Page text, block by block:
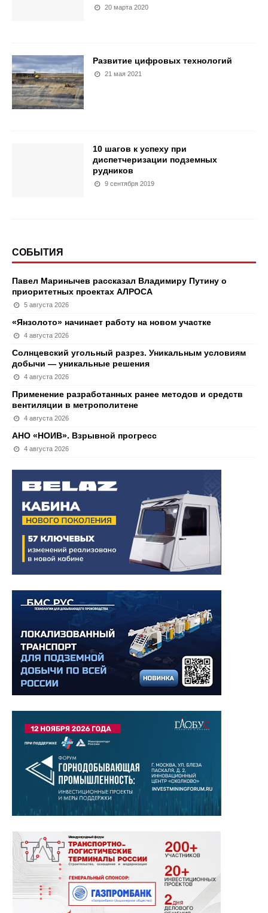
20 марта 2020
Развитие цифровых технологий
21 мая 2021
10 шагов к успеху при
диспетчеризации подземных
рудников
9 сентября 2019
СОБЫТИЯ
Павел Маринычев рассказал Владимиру Путину о
приоритетных проектах АЛРОСА
5 августа 2026
«Янзолото» начинает работу на новом участке
4 августа 2026
Солнцевский угольный разрез. Уникальным условиям
добычи — уникальные решения
4 августа 2026
Применение разработанных ранее методов и средств
вентиляции в метрополитене
4 августа 2026
АНО «НОИВ». Взрывной прогресс
4 августа 2026